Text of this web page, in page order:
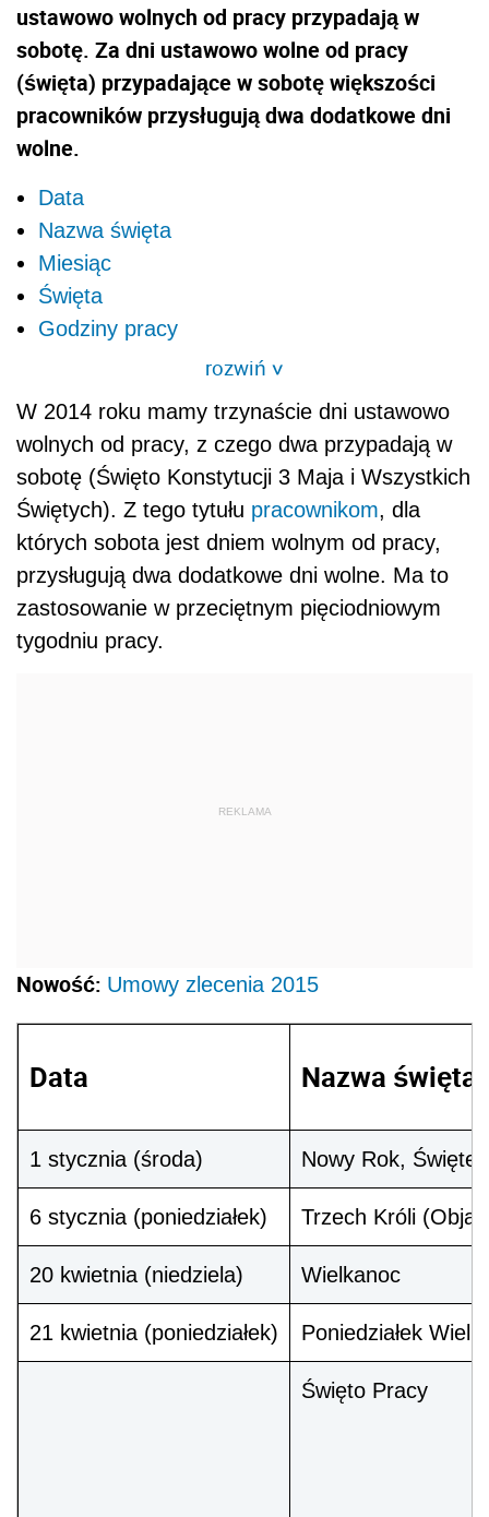
ustawowo wolnych od pracy przypadają w
sobotę. Za dni ustawowo wolne od pracy
(święta) przypadające w sobotę większości
pracowników przysługują dwa dodatkowe dni
wolne.
Data
Nazwa święta
Miesiąc
Święta
Godziny pracy
rozwiń>
W 2014 roku mamy trzynaście dni ustawowo
wolnych od pracy, z czego dwa przypadają w
sobotę (Święto Konstytucji 3 Maja i Wszystkich
Świętych). Z tego tytułu pracownikom, dla
których sobota jest dniem wolnym od pracy,
przysługują dwa dodatkowe dni wolne. Ma to
zastosowanie w przeciętnym pięciodniowym
tygodniu pracy.
REKLAMA
Nowość: Umowy zlecenia 2015
Data Nazwa święta
1 stycznia (środa) Nowy Rok,
6 stycznia (poniedziałek) Trzech Króli
20 kwietnia (niedziela) Wielkanoc
21 kwietnia (poniedziałek) Poniedziałek
Święto Pracy